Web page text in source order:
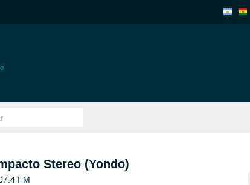
Stereo (Yondo)
FM